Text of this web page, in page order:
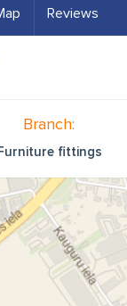
Reviews
Branch:
fittings